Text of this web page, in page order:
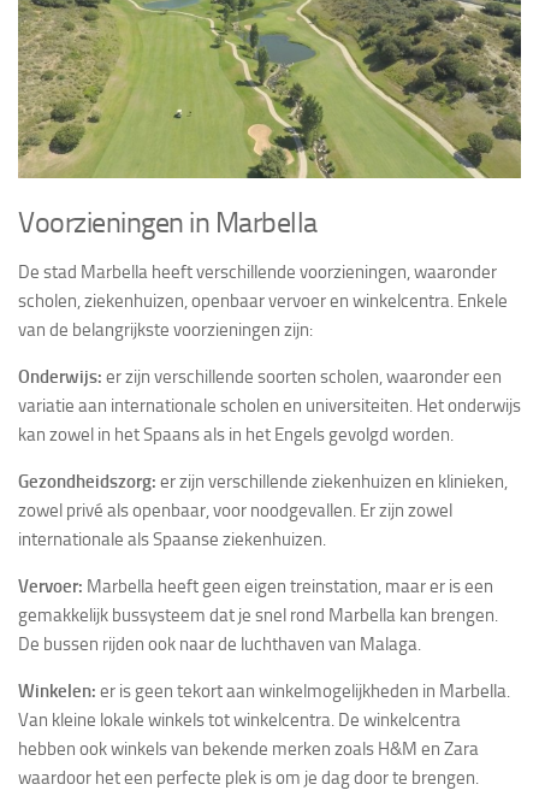
Voorzieningen in Marbella
De stad Marbella heeft verschillende voorzieningen, waaronder
scholen, ziekenhuizen, openbaar vervoer en winkelcentra. Enkele
van de belangrijkste voorzieningen zijn:
Onderwijs: er zijn verschillende soorten scholen, waaronder een
variatie aan internationale scholen en universiteiten. Het onderwijs
kan zowel in het Spaans als in het Engels gevolgd worden.
Gezondheidszorg: er zijn verschillende ziekenhuizen en klinieken,
zowel privé als openbaar, voor noodgevallen. Er zijn zowel
internationale als Spaanse ziekenhuizen.
Vervoer: Marbella heeft geen eigen treinstation, maar er is een
gemakkelijk bussysteem dat je snel rond Marbella kan brengen.
De bussen rijden ook naar de luchthaven van Malaga.
Winkelen: er is geen tekort aan winkelmogelijkheden in Marbella.
Van kleine lokale winkels tot winkelcentra. De winkelcentra
hebben ook winkels van bekende merken zoals H&M en Zara
waardoor het een perfecte plek is om je dag door te brengen.